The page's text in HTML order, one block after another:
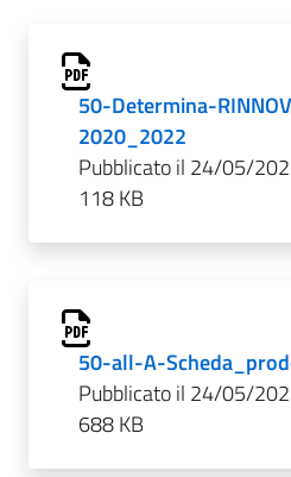
50-Determina-
2020_2022
Pubblicato il 24/05/
118 KB
50-all-A-
Pubblicato il 24/05/
688 KB